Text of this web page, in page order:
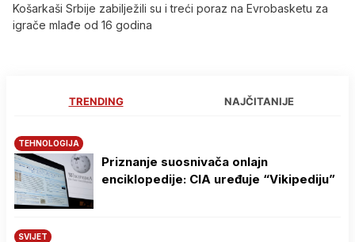
Košarkaši Srbije zabilježili su i treći poraz na Evrobasketu za
igrače mlađe od 16 godina
TRENDING NAJČITANIJE
TEHNOLOGIJA
Priznanje suosnivača onlajn
enciklopedije: CIA uređuje “Vikipediju”
SVIJET